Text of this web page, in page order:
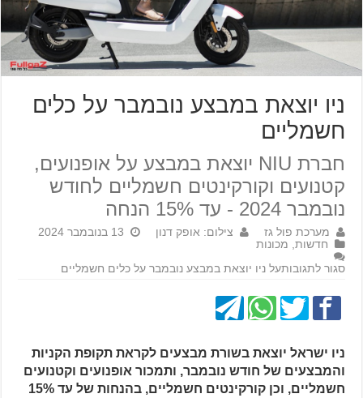
ניו יוצאת במבצע נובמבר על כלים
חשמליים
חברת NIU יוצאת במבצע על אופנועים,
קטנועים וקורקינטים חשמליים לחודש
נובמבר 2024 - עד 15% הנחה
מערכת פול גז צילום: אופק דנון
13 בנובמבר 2024
חדשות מכונות
סגור לתגובותעל ניו יוצאת במבצע נובמבר על כלים חשמליים
ניו ישראל יוצאת בשורת מבצעים לקראת תקופת הקניות
והמבצעים של חודש נובמבר, ותמכור אופנועים וקטנועים
חשמליים, וכן קורקינטים חשמליים, בהנחות של עד 15%